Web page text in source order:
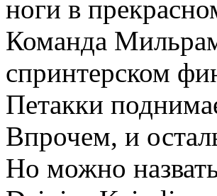
ноги в
Команда Мильрам
спринтерском
Петакки
Впрочем, и
Но можно